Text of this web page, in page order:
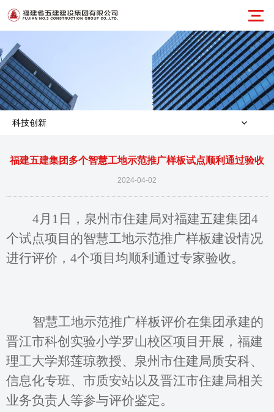
科技创新
福建五建集团多个智慧工地示范推广样板试点顺利通过验收
2024-04-02
4月1日，泉州市住建局对福建五建集团4
个试点项目的智慧工地示范推广样板建设情况
进行评价，4个项目均顺利通过专家验收。
智慧工地示范推广样板评价在集团承建的
晋江市科创实验小学罗山校区项目开展，福建
理工大学郑莲琼教授、泉州市住建局质安科、
信息化专班、市质安站以及晋江市住建局相关
业务负责人等参与评价鉴定。